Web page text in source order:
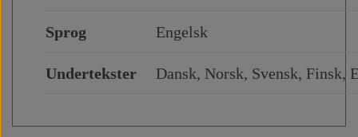
Sprog Engelsk
Undertekster Dansk, Norsk, Svensk, Finsk,